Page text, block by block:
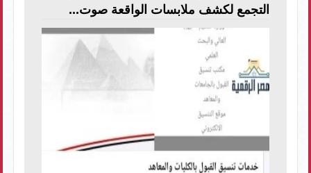
التجمع لكشف ملابسات الواقعة صوت...